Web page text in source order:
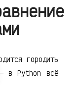
городить
в Python всё